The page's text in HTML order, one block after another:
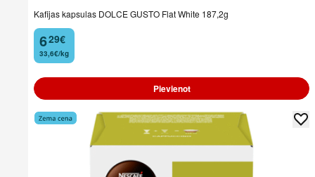
Kafijas kapsulas DOLCE GUSTO Flat White 187,2g
6
. 29€
33,6€/kg
Pievienot